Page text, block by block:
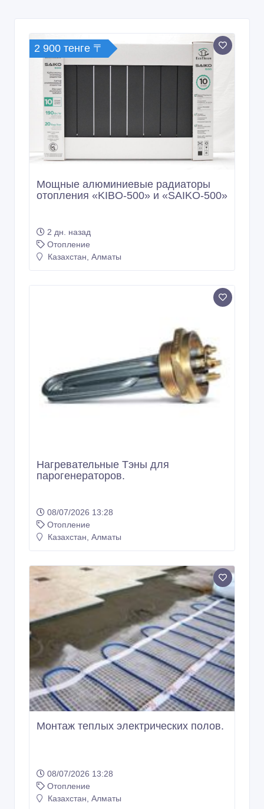
2 900 тенге 〒
Мощные алюминиевые радиаторы
отопления «KIBO-500» и «SAIKO-500»
2 дн. назад
Отопление
Казахстан, Алматы
Нагревательные Тэны для
парогенераторов.
08/07/2026 13:28
Отопление
Казахстан, Алматы
Монтаж теплых электрических полов.
08/07/2026 13:28
Отопление
Казахстан, Алматы